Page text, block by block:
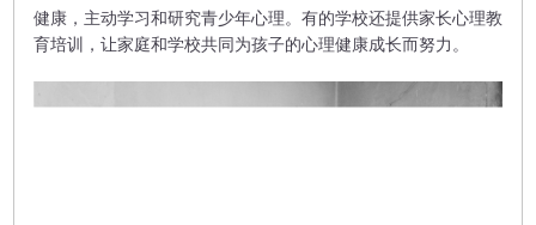
健康，主动学习和研究青少年心理。有的学校还提供家长心理教
育培训，让家庭和学校共同为孩子的心理健康成长而努力。